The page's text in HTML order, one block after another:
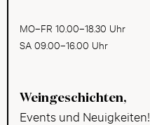
MO–FR 10.00–18.30 Uhr
SA 09.00–16.00 Uhr
Weingeschichten,
Events und Neuigkeiten!